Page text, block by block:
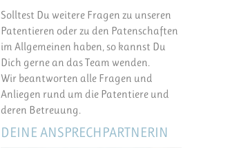
Solltest Du weitere Fragen zu unseren
Patentieren oder zu den Patenschaften
im Allgemeinen haben, so kannst Du
Dich gerne an das Team wenden.
Wir beantworten alle Fragen und
Anliegen rund um die Patentiere und
deren Betreuung.
DEINE ANSPRECHPARTNERIN